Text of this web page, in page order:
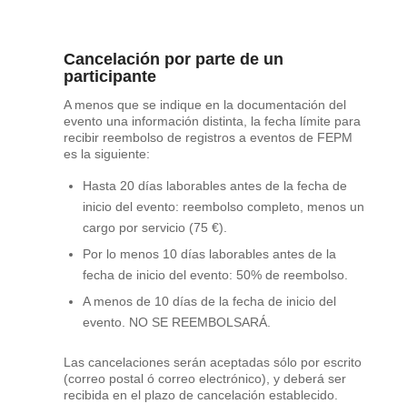
Cancelación por parte de un
participante
A menos que se indique en la documentación del
evento una información distinta, la fecha límite para
recibir reembolso de registros a eventos de FEPM
es la siguiente:
Hasta 20 días laborables antes de la fecha de
inicio del evento: reembolso completo, menos un
cargo por servicio (75 €).
Por lo menos 10 días laborables antes de la
fecha de inicio del evento: 50% de reembolso.
A menos de 10 días de la fecha de inicio del
evento. NO SE REEMBOLSARÁ.
Las cancelaciones serán aceptadas sólo por escrito
(correo postal ó correo electrónico), y deberá ser
recibida en el plazo de cancelación establecido.